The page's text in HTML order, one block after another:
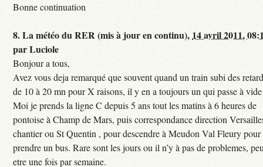
Bonne continuation
8.La météo du RER (mis à jour en continu), 14 avril 2011,
parLuciole
Bonjour a tous,
Avez vous deja remarqué que souvent quand un train subi des
de 10 à 20 mn pour X raisons, il y en a toujours un qui passe à
Moi je prends la ligne C depuis 5 ans tout les matins à 6 heures de
pontoise à Champ de Mars, puis correspondance direction
chantier ou St Quentin , pour descendre à Meudon Val Fleury
prendre un bus. Rare sont les jours ou il n’y à pas de problemes,
etre une fois par semaine.